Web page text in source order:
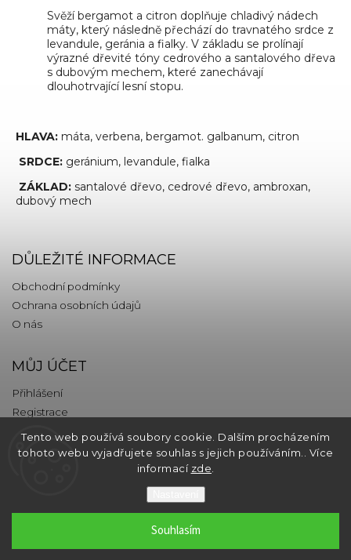
Tento web používá soubory cookie. Dalším procházením
tohoto webu vyjadřujete souhlas s jejich používáním.. Více
informací zde
Souhlasím
Svěží bergamot a citron doplňuje chladivý nádech
máty, který následně přechází do travnatého srdce z
levandule, geránia a fialky. V základu se prolínají
výrazné dřevité tóny cedrového a santalového dřeva
s dubovým mechem, které zanechávají
dlouhotrvající lesní stopu.
HLAVA: máta, verbena, bergamot. galbanum, citron
SRDCE: geránium, levandule, fialka
ZÁKLAD: santalové dřevo, cedrové dřevo, ambroxan,
dubový mech
DŮLEŽITÉ INFORMACE
Obchodní podmínky
Ochrana osobních údajů
O nás
MŮJ ÚČET
Přihlášení
Registrace
KONTAKT
thebrands.com. Všechna práva vyhrazena.